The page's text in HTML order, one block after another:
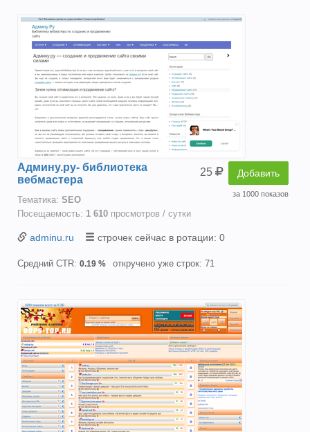
25 Добавить
за 1000 показов
Админу.ру- библиотека
вебмастера
Тематика: SEO
Посещаемость: 1 610 просмотров / сутки
adminu.ru строчек сейчас в ротации: 0
Средний CTR: 0.19 % откручено уже строк: 71